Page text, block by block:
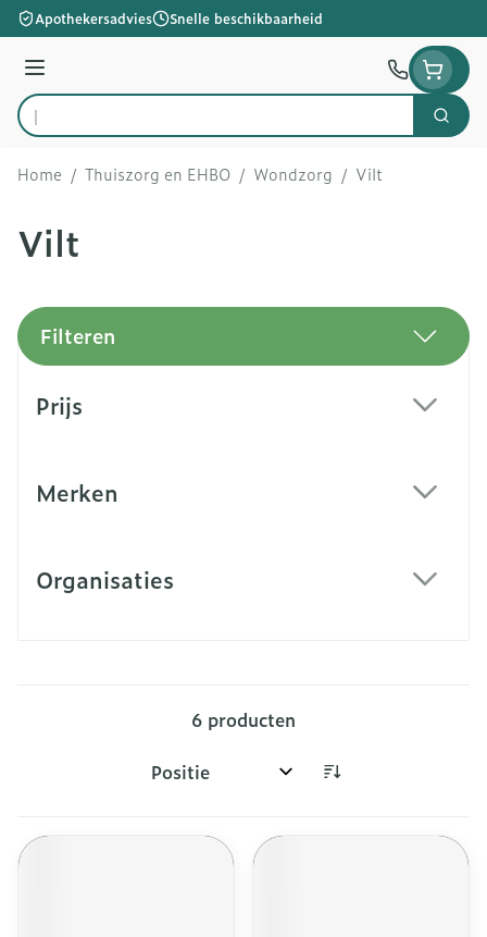
Ga naar de inhoud
Apothekersadvies Snelle beschikbaarheid
Menu
Product, merk, categorie...
Zoek
Home / Thuiszorg en EHBO / Wondzorg / Vilt
Vilt
Filteren
Prijs
Merken
Organisaties
6 producten
Sorteer op: